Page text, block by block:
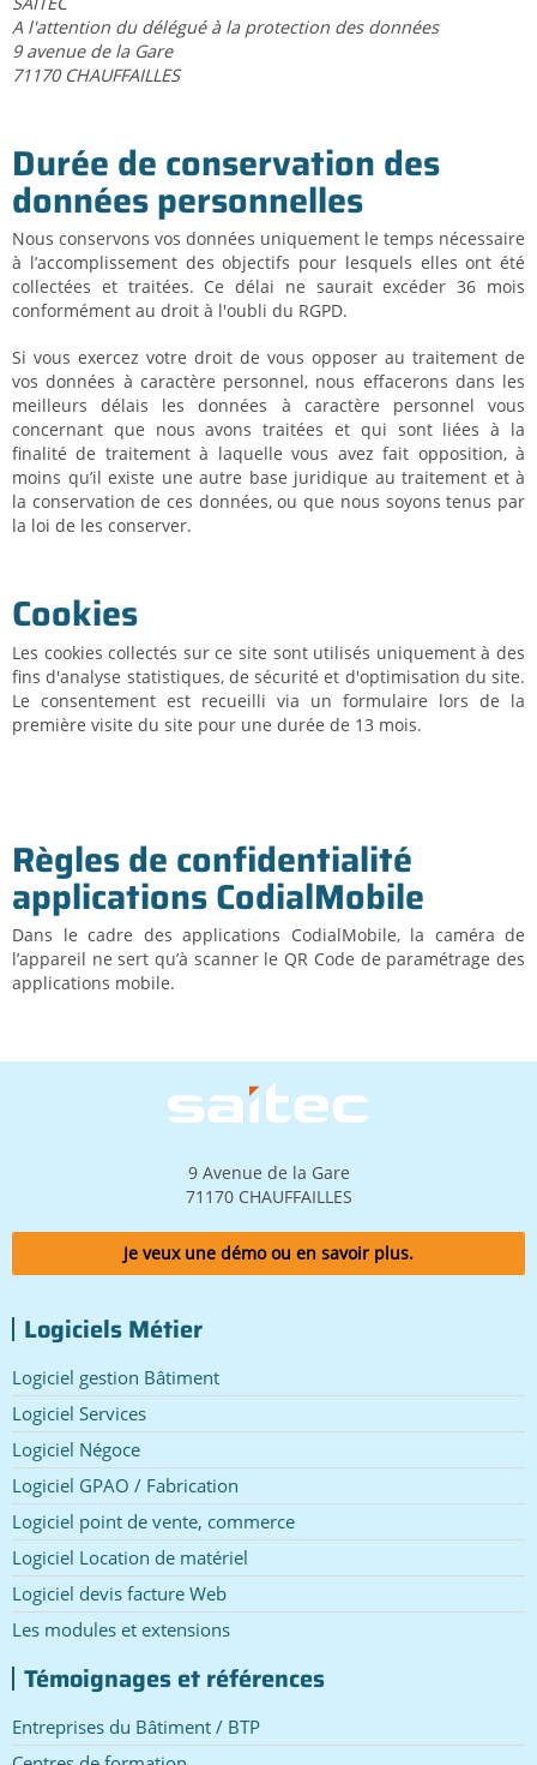
A l'attention du délégué à la protection des données
9 avenue de la Gare
71170 CHAUFFAILLES
Durée de conservation des
données personnelles
Nous conservons vos données uniquement le temps nécessaire
à l’accomplissement des objectifs pour lesquels elles ont été
collectées et traitées. Ce délai ne saurait excéder 36 mois
conformément au droit à l'oubli du RGPD.
Si vous exercez votre droit de vous opposer au traitement de
vos données à caractère personnel, nous effacerons dans les
meilleurs délais les données à caractère personnel vous
concernant que nous avons traitées et qui sont liées à la
finalité de traitement à laquelle vous avez fait opposition, à
moins qu’il existe une autre base juridique au traitement et à
la conservation de ces données, ou que nous soyons tenus par
la loi de les conserver.
Cookies
Les cookies collectés sur ce site sont utilisés uniquement à des
fins d'analyse statistiques, de sécurité et d'optimisation du site.
Le consentement est recueilli via un formulaire lors de la
première visite du site pour une durée de 13 mois.
Règles de confidentialité
applications CodialMobile
Dans le cadre des applications CodialMobile, la caméra de
l’appareil ne sert qu’à scanner le QR Code de paramétrage des
applications mobile.
9 Avenue de la Gare
71170 CHAUFFAILLES
Je veux une démo ou en savoir plus.
Logiciels Métier
Logiciel gestion Bâtiment
Logiciel Services
Logiciel Négoce
Logiciel GPAO / Fabrication
Logiciel point de vente, commerce
Logiciel Location de matériel
Logiciel devis facture Web
Les modules et extensions
Témoignages et références
Entreprises du Bâtiment / BTP